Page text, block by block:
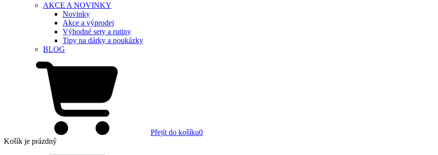
AKCE A NOVINKY
Novinky
Akce a výprodej
Výhodné sety a rutiny
Tipy na dárky a poukázky
BLOG
Přejít do košíku0
Košík je prázdný